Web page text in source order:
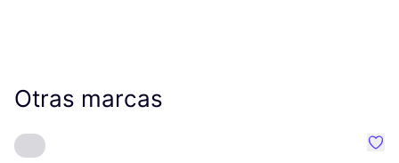
Otras marcas